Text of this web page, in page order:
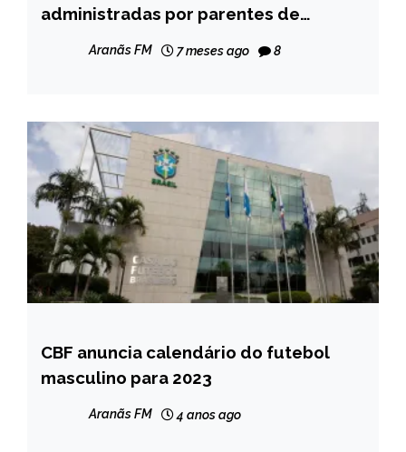
NOTÍCIAS
administradas por parentes de
Aranãs FM 7 meses ago 8
ESPORTES
NOTÍCIAS
CBF anuncia calendário do futebol
masculino para 2023
Aranãs FM 4 anos ago